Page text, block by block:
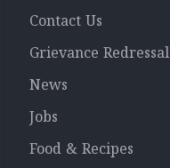
Contact Us
Grievance Redressal
News
Jobs
Food & Recipes